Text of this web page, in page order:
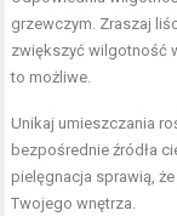
grzewczym. Zraszaj
zwiększyć wilgotność
to możliwe.
Unikaj umieszczania
bezpośrednie źródła
pielęgnacja sprawią,
Twojego wnętrza.